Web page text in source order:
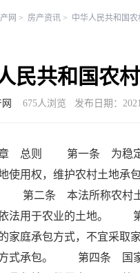
网 > 房产资讯 > 中华人民共和国
民共和国农
675人浏览 发布日期：
则 第一条 为稳定和完
使用权，维护农村土地承
第二条 本法所称农村土地
依法用于农业的土地。
家庭承包方式，不宜采取
式承包。 第四条 国家